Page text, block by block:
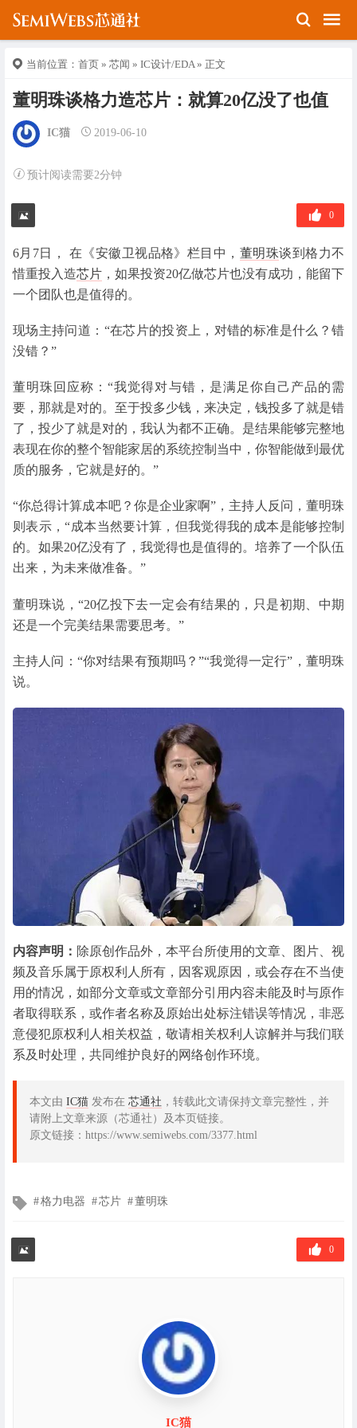
当前位置： 首页 » 芯闻 » IC设计/EDA» 正文
董明珠谈格力造芯片：就算20亿没了也值
IC猫 2019-06-10
预计阅读需要2分钟
0
6月7日， 在《安徽卫视品格》栏目中， 董明珠谈到格力不
惜重投入造芯片 ，如果投资20亿做芯片也没有成功，能留下
一个团队也是值得的。
现场主持问道：“在芯片的投资上，对错的标准是什么？错
没错？”
董明珠回应称：“我觉得对与错，是满足你自己产品的需
要，那就是对的。至于投多少钱，来决定，钱投多了就是错
了，投少了就是对的，我认为都不正确。是结果能够完整地
表现在你的整个智能家居的系统控制当中，你智能做到最优
质的服务，它就是好的。”
“你总得计算成本吧？你是企业家啊”，主持人反问，董明珠
则表示，“成本当然要计算，但我觉得我的成本是能够控制
的。如果20亿没有了，我觉得也是值得的。培养了一个队伍
出来，为未来做准备。”
董明珠说，“20亿投下去一定会有结果的，只是初期、中期
还是一个完美结果需要思考。”
主持人问：“你对结果有预期吗？”“我觉得一定行”，董明珠
说。
内容声明： 除原创作品外，本平台所使用的文章、图片、视
频及音乐属于原权利人所有，因客观原因，或会存在不当使
用的情况，如部分文章或文章部分引用内容未能及时与原作
者取得联系，或作者名称及原始出处标注错误等情况，非恶
意侵犯原权利人相关权益，敬请相关权利人谅解并与我们联
系及时处理，共同维护良好的网络创作环境。
本文由 IC猫 发布在 芯通社 ，转载此文请保持文章完整性，并
请附上文章来源（芯通社）及本页链接。
原文链接：https://www.semiwebs.com/3377.html
文
签
格力电器 芯片 董明珠
0
IC猫